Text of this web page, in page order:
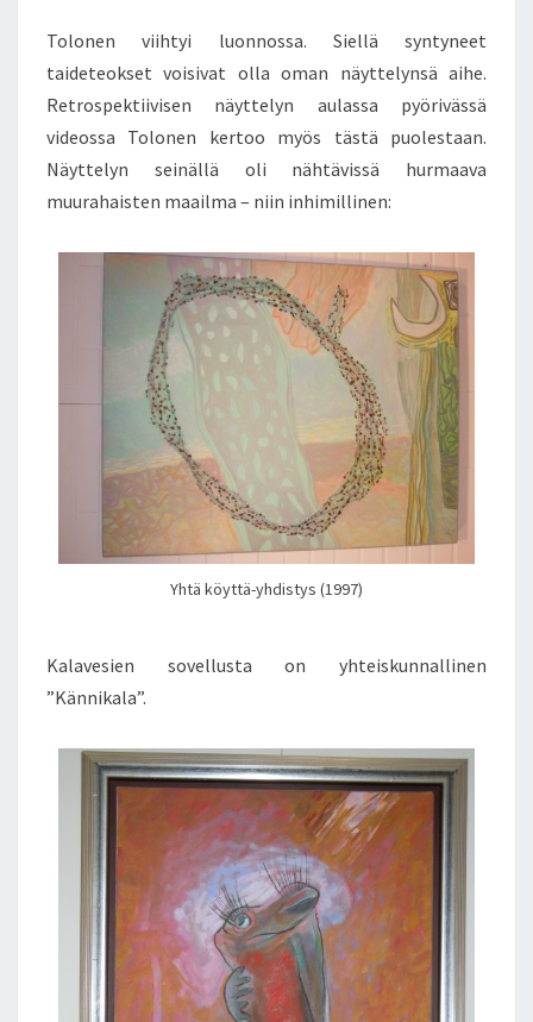
Tolonen viihtyi luonnossa. Siellä syntyneet
taideteokset voisivat olla oman näyttelynsä aihe.
Retrospektiivisen näyttelyn aulassa pyörivässä
videossa Tolonen kertoo myös tästä puolestaan.
Näyttelyn seinällä oli nähtävissä hurmaava
muurahaisten maailma – niin inhimillinen:
Yhtä köyttä-yhdistys (1997)
Kalavesien sovellusta on yhteiskunnallinen
”Kännikala”.